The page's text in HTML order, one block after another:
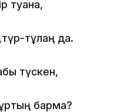
тұлғаң да.
түскен,
барма?